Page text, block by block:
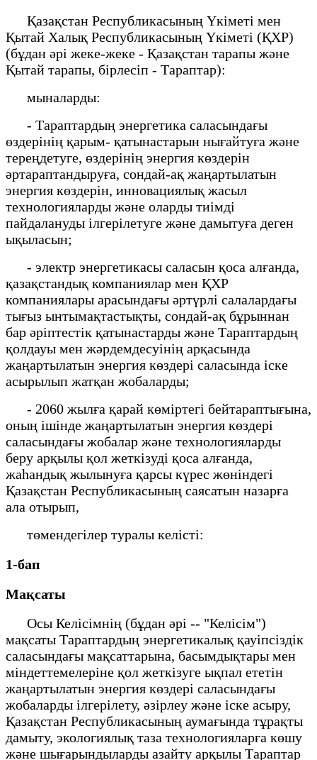
Қазақстан Республикасының Үкіметі мен
Қытай Халық Республикасының Үкіметі (ҚХР)
(бұдан әрі жеке-жеке - Қазақстан тарапы және
Қытай тарапы, бірлесіп - Тараптар):
мыналарды:
- Тараптардың энергетика саласындағы
өздерінің қарым- қатынастарын нығайтуға және
тереңдетуге, өздерінің энергия көздерін
әртараптандыруға, сондай-ақ жаңартылатын
энергия көздерін, инновациялық жасыл
технологияларды және оларды тиімді
пайдалануды ілгерілетуге және дамытуға деген
ықыласын;
- электр энергетикасы саласын қоса алғанда,
қазақстандық компаниялар мен ҚХР
компаниялары арасындағы әртүрлі салалардағы
тығыз ынтымақтастықты, сондай-ақ бұрыннан
бар әріптестік қатынастарды және Тараптардың
қолдауы мен жәрдемдесуінің арқасында
жаңартылатын энергия көздері саласында іске
асырылып жатқан жобаларды;
- 2060 жылға қарай көміртегі бейтараптығына,
оның ішінде жаңартылатын энергия көздері
саласындағы жобалар және технологияларды
беру арқылы қол жеткізуді қоса алғанда,
жаһандық жылынуға қарсы күрес жөніндегі
Қазақстан Республикасының саясатын назарға
ала отырып,
төмендегілер туралы келісті:
1-бап
Мақсаты
Осы Келісімнің (бұдан әрі -- "Келісім")
мақсаты Тараптардың энергетикалық қауіпсіздік
саласындағы мақсаттарына, басымдықтары мен
міндеттемелеріне қол жеткізуге ықпал ететін
жаңартылатын энергия көздері саласындағы
жобаларды ілгерілету, әзірлеу және іске асыру,
Қазақстан Республикасының аумағында тұрақты
дамыту, экологиялық таза технологияларға көшу
және шығарындыларды азайту арқылы Тараптар